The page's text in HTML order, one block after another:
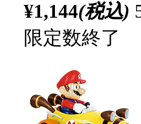
¥1,144(税込)
限定数終了